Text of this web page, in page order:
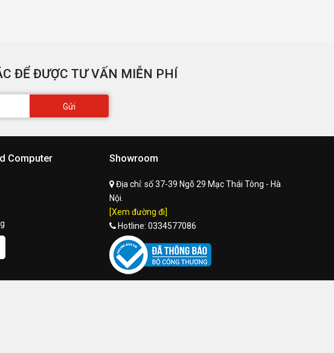
ĐỂ ĐƯỢC TƯ VẤN MIỄN PHÍ
Gửi
Computer Showroom
Địa chỉ: số 37-39 Ngõ 29 Mạc Thái Tông - Hà
Nội.
[Xem đường đi]
Hotline: 0334577086